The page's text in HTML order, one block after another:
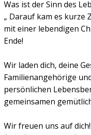
Was ist der Sinn des
„ Darauf kam es kurze
mit einer lebendigen
Ende!
Wir laden dich, deine
Familienangehörige
persönlichen
gemeinsamen
Wir freuen uns auf dich!